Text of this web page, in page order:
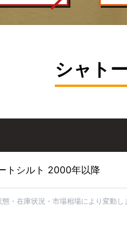
シャト
トシルト 2000年以降
・在庫状況・市場相場により変動し